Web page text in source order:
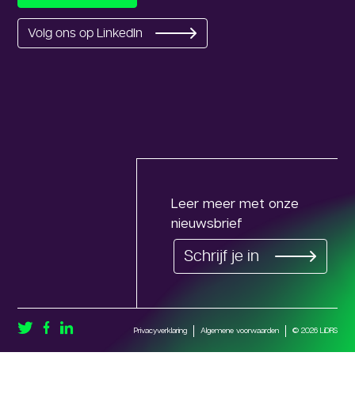
Volg ons op LinkedIn
Leer meer met onze
nieuwsbrief
Schrijf je in
Privacyverklaring Algemene voorwaarden © 2026 LiDRS